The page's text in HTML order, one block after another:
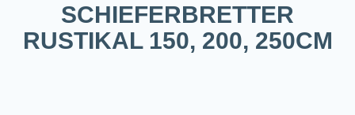
SCHIEFERBRETTER
RUSTIKAL 150, 200, 250CM